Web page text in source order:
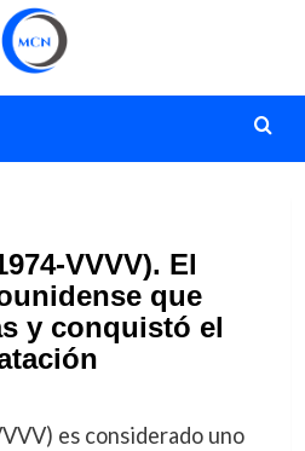
VVVV). El
que
y conquistó el
es considerado uno